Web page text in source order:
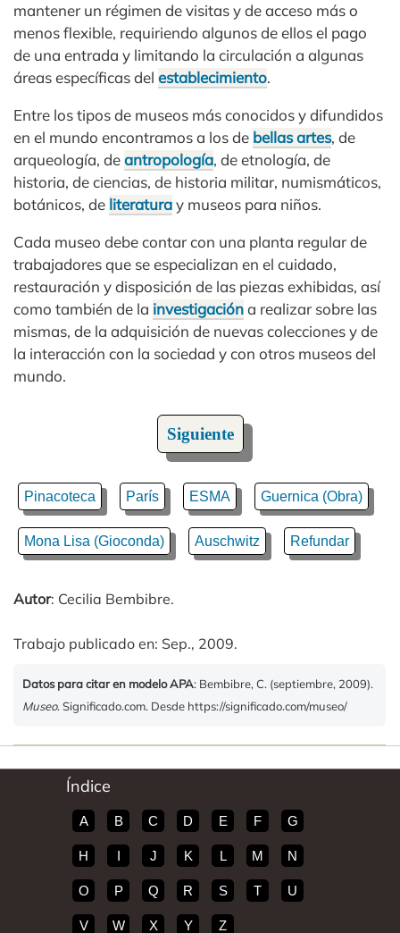
mantener un régimen de visitas y de acceso más o
menos flexible, requiriendo algunos de ellos el pago
de una entrada y limitando la circulación a algunas
áreas específicas del establecimiento.
Entre los tipos de museos más conocidos y difundidos
en el mundo encontramos a los de bellas artes, de
arqueología, deantropología, de etnología, de
historia, de ciencias, de historia militar, numismáticos,
botánicos, de literaturay museos para niños.
Cada museo debe contar con una planta regular de
trabajadores que se especializan en el cuidado,
restauración y disposición de las piezas exhibidas, así
como también de la investigacióna realizar sobre las
mismas, de la adquisición de nuevas colecciones y de
la interacción con la sociedad y con otros museos del
mundo.
Siguiente
Pinacoteca París ESMA Guernica (Obra)
Mona Lisa (Gioconda) Auschwitz Refundar
Autor: Cecilia Bembibre.
Trabajo publicado en: Sep., 2009.
Datos para citar en modelo APA: Bembibre, C. (septiembre, 2009).
Museo. Significado.com. Desde https://significado.com/museo/
Índice
A B C D E F G
H I J K L M N
O P Q R S T U
V W X Y Z